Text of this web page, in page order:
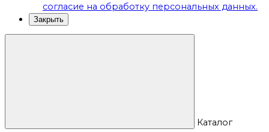
согласие на обработку персональных данных.
Закрыть
Каталог